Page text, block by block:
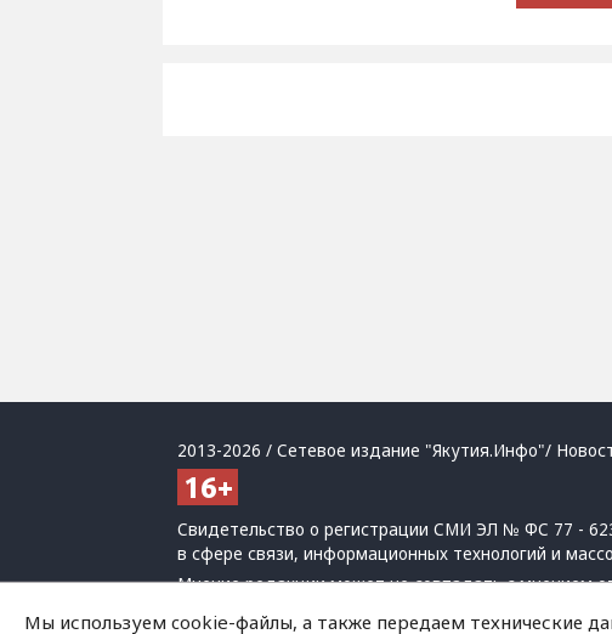
2013-2026 / Сетевое издание "Якутия.Инфо"/
Свидетельство о регистрации СМИ ЭЛ № ФС 77 -
в сфере связи, информационных технологий и
Мнение редакции может не совпадать с мнением
При использовании материалов обязательна
Мы используем cookie-файлы, а также передаем технические